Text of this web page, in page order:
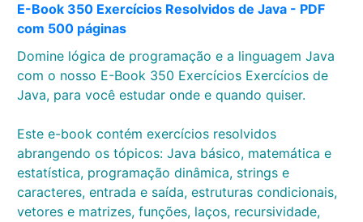
E-Book 350 Exercícios Resolvidos de Java - PDF
com 500 páginas
Domine lógica de programação e a linguagem Java
com o nosso E-Book 350 Exercícios Exercícios de
Java, para você estudar onde e quando quiser.
Este e-book contém exercícios resolvidos
abrangendo os tópicos: Java básico, matemática e
estatística, programação dinâmica, strings e
caracteres, entrada e saída, estruturas condicionais,
vetores e matrizes, funções, laços, recursividade,